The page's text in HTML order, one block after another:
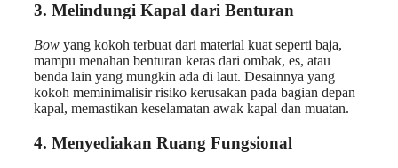
3. Melindungi Kapal dari Benturan
Bow yang kokoh terbuat dari material kuat seperti baja,
mampu menahan benturan keras dari ombak, es, atau
benda lain yang mungkin ada di laut. Desainnya yang
kokoh meminimalisir risiko kerusakan pada bagian depan
kapal, memastikan keselamatan awak kapal dan muatan.
4. Menyediakan Ruang Fungsional